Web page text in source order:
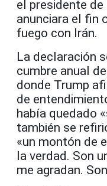
el presidente de
anunciara el fin
fuego con Irán.
La declaración
cumbre anual
donde Trump
de
había quedado
también se
«un montón de
la verdad. Son
me agradan.